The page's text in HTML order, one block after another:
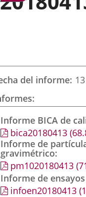
del informe
Informe BICA de
bica20180413
Informe de
gravimétrico
pm1020180413
Informe de ensayos
infoen20180413